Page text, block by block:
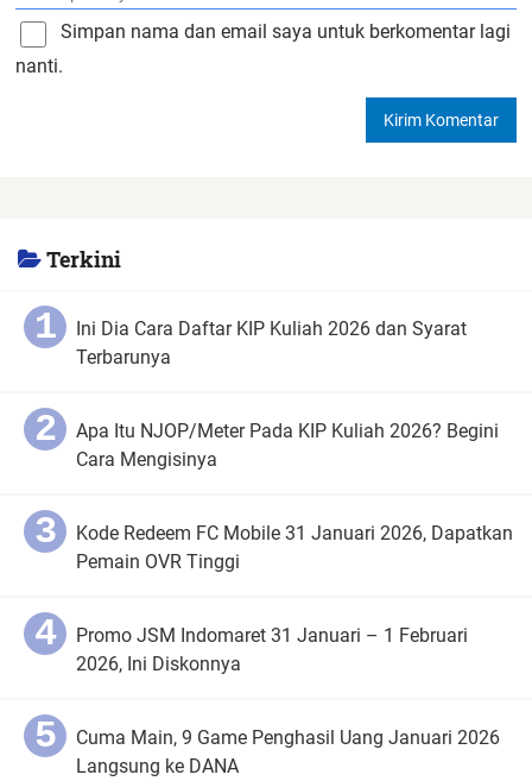
Simpan nama dan email saya untuk berkomentar lagi
nanti.
Terkini
Ini Dia Cara Daftar KIP Kuliah 2026 dan Syarat
Terbarunya
Apa Itu NJOP/Meter Pada KIP Kuliah 2026? Begini
Cara Mengisinya
Kode Redeem FC Mobile 31 Januari 2026, Dapatkan
Pemain OVR Tinggi
Promo JSM Indomaret 31 Januari – 1 Februari
2026, Ini Diskonnya
Cuma Main, 9 Game Penghasil Uang Januari 2026
Langsung ke DANA